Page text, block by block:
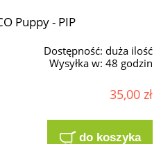
Puppy - PIP
Dostępność: duża ilość
Wysyłka w: 48 godzin
35,00 zł
do koszyka